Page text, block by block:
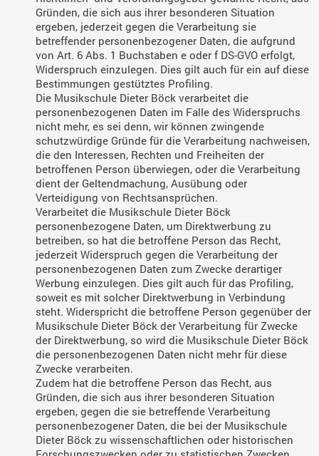
Gründen, die sich aus ihrer besonderen Situation
ergeben, jederzeit gegen die Verarbeitung sie
betreffender personenbezogener Daten, die aufgrund
von Art. 6 Abs. 1 Buchstaben e oder f DS-GVO erfolgt,
Widerspruch einzulegen. Dies gilt auch für ein auf diese
Bestimmungen gestütztes Profiling.
Die Musikschule Dieter Böck verarbeitet die
personenbezogenen Daten im Falle des Widerspruchs
nicht mehr, es sei denn, wir können zwingende
schutzwürdige Gründe für die Verarbeitung nachweisen,
die den Interessen, Rechten und Freiheiten der
betroffenen Person überwiegen, oder die Verarbeitung
dient der Geltendmachung, Ausübung oder
Verteidigung von Rechtsansprüchen.
Verarbeitet die Musikschule Dieter Böck
personenbezogene Daten, um Direktwerbung zu
betreiben, so hat die betroffene Person das Recht,
jederzeit Widerspruch gegen die Verarbeitung der
personenbezogenen Daten zum Zwecke derartiger
Werbung einzulegen. Dies gilt auch für das Profiling,
soweit es mit solcher Direktwerbung in Verbindung
steht. Widerspricht die betroffene Person gegenüber der
Musikschule Dieter Böck der Verarbeitung für Zwecke
der Direktwerbung, so wird die Musikschule Dieter Böck
die personenbezogenen Daten nicht mehr für diese
Zwecke verarbeiten.
Zudem hat die betroffene Person das Recht, aus
Gründen, die sich aus ihrer besonderen Situation
ergeben, gegen die sie betreffende Verarbeitung
personenbezogener Daten, die bei der Musikschule
Dieter Böck zu wissenschaftlichen oder historischen